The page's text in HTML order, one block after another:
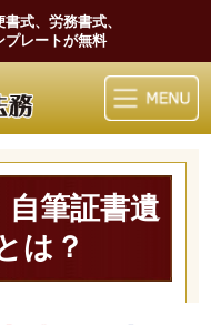
式、労務書式、
プレートが無料
マイ法務
筆証書遺
は？